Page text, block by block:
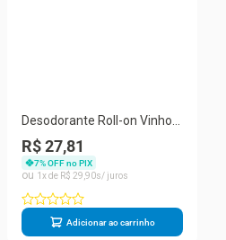
Desodorante Roll-on Vinho
50ml
R$ 27,81
7% OFF no PIX
1
R$ 29 90
Adicionar ao carrinho